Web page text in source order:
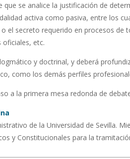
que se analice la justificación de
activa como pasiva, entre los
el secreto requerido en procesos de
etc.
y doctrinal, y deberá
como los demás perfiles
a la primera mesa redonda de
de la Universidad de Sevilla.
y Constitucionales para la